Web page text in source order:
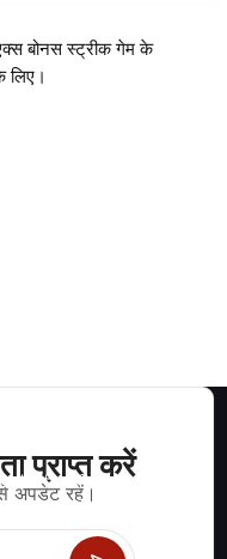
बोनस स्ट्रीक गेम के
लिए।
प्राप्त करें
अपडेट रहें।
के लिए गणितीय रूप से सही